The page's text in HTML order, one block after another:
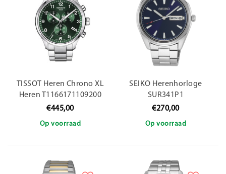
TISSOT Heren Chrono XL
Heren T1166171109200
€445,00
Op voorraad
SEIKO Herenhorloge
SUR341P1
€270,00
Op voorraad